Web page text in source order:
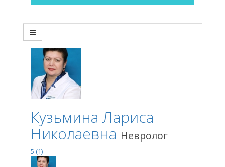
Кузьмина Лариса
Николаевна Невролог
5 (1)